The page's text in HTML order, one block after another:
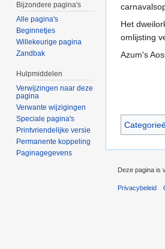
Het
omlijsting
Azum's
Bijzondere pagina's
Alle pagina's
Beginnetjes
Willekeurige pagina
Zandbak
Hulpmiddelen
Verwijzingen naar deze
pagina
Verwante wijzigingen
Speciale pagina's
Printvriendelijke versie
Permanente koppeling
Paginagegevens
Deze pagina is
Privacybeleid